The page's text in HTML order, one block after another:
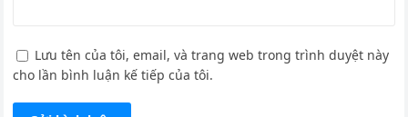
Lưu tên của tôi, email, và trang web trong trình duyệt này
cho lần bình luận kế tiếp của tôi.